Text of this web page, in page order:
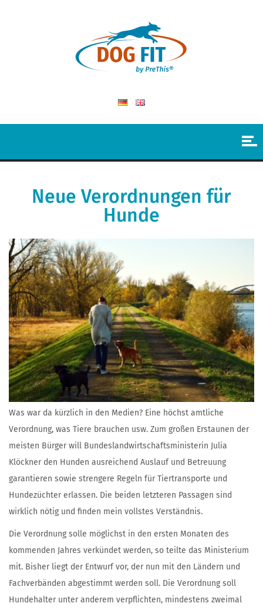
Neue Verordnungen für
Hunde
Was war da kürzlich in den Medien? Eine höchst amtliche
Verordnung, was Tiere brauchen usw. Zum großen Erstaunen der
meisten Bürger will Bundeslandwirtschaftsministerin Julia
Klöckner den Hunden ausreichend Auslauf und Betreuung
garantieren sowie strengere Regeln für Tiertransporte und
Hundezüchter erlassen. Die beiden letzteren Passagen sind
wirklich nötig und finden mein vollstes Verständnis.
Die Verordnung solle möglichst in den ersten Monaten des
kommenden Jahres verkündet werden, so teilte das Ministerium
mit. Bisher liegt der Entwurf vor, der nun mit den Ländern und
Fachverbänden abgestimmt werden soll. Die Verordnung soll
Hundehalter unter anderem verpflichten, mindestens zweimal